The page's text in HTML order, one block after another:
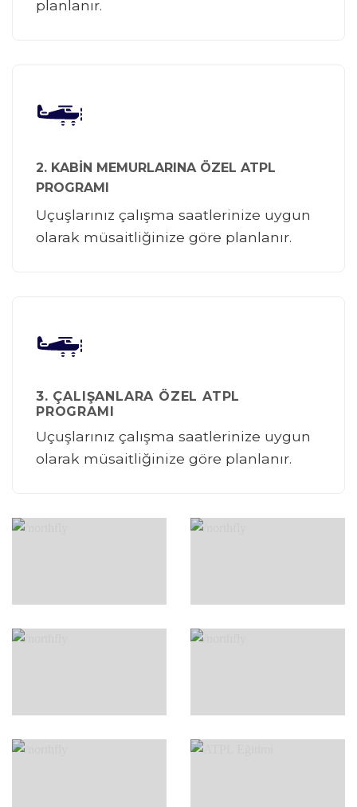
planlanır.
2. KABİN MEMURLARINA ÖZEL ATPL
PROGRAMI
Uçuşlarınız çalışma saatlerinize uygun
olarak müsaitliğinize göre planlanır.
3. ÇALIŞANLARA ÖZEL ATPL
PROGRAMI
Uçuşlarınız çalışma saatlerinize uygun
olarak müsaitliğinize göre planlanır.